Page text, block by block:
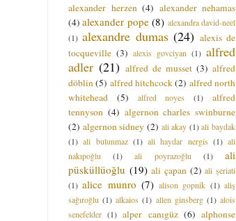
alexander herzen (4) alexander nehamas
(4) alexander pope (8) alexandra david-neel
(1) alexandre dumas (24) alexis de
tocqueville (3) alexis govciyan (1) alfred
adler (21) alfred de musset (3) alfred
döblin (5) alfred hitchcock(2) alfred north
whitehead
(5) alfred noyes (1)
alfred
tennyson (4) algernon charles swinburne
(2) algernon sidney (2) ali akay (1) ali baydak
(1) ali bulunmaz (1) ali haydar nergis (1) ali
nakıpoğlu
(1) ali poyrazoğlu (1)
ali
püsküllüoğlu (19) ali çapan (2) ali şeriati
(1) alice munro (7) alison gopnik (1) aliş
sağıroğlu (1) alkaios (1) allen ginsberg (1) alois
senefelder (1) alper canıgüz (6) alphonse